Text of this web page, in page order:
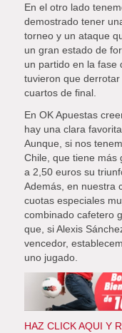
En el otro lado
demostrado tener
torneo y un ataque
un gran estado de
un partido en la fase
tuvieron que
cuartos de final.
En OK Apuestas
hay una clara
Aunque, si nos
Chile, que tiene más
a 2,50 euros su
Además, en nuestra
cuotas especiales
combinado cafetero
que, si Alexis
vencedor,
uno jugado.
HAZ CLICK AQUI Y